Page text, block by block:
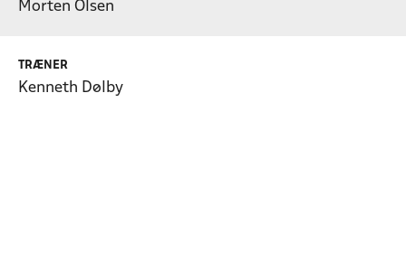
Morten Olsen
TRÆNER
Kenneth Dølby